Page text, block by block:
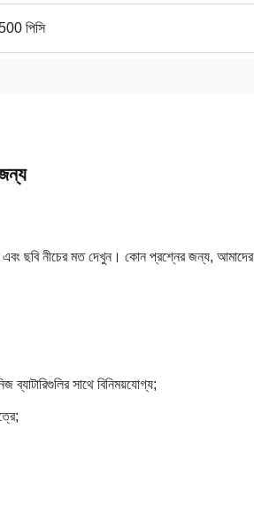
পিসি
এবং ছবি নীচের মত দেখুন। কোন প্রশ্নের জন্য, আমাদের
ব্যাটারিগুলির সাথে বিনিময়যোগ্য;